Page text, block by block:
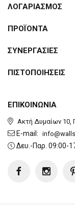
ΕΠΙΚΟΙΝΩΝΙΑ
Ακτή Δυμαίων 10,
E-mail:
Δευ.-Παρ. 09:00-
ΛΟΓΑΡΙΑΣΜΟΣ
ΠΡΟΪΟΝΤΑ
ΣΥΝΕΡΓΑΣΙΕΣ
ΠΙΣΤΟΠΟΙΗΣΕΙΣ